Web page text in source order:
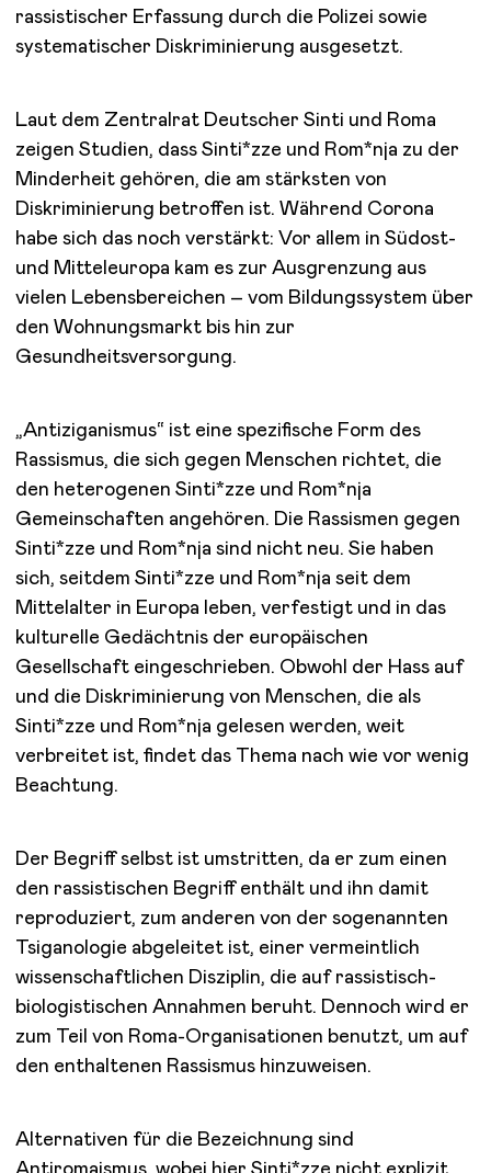
rassistischer Erfassung durch die Polizei sowie
systematischer Diskriminierung ausgesetzt.
Laut dem Zentralrat Deutscher Sinti und Roma
zeigen Studien, dass Sinti*zze und Rom*nja zu der
Minderheit gehören, die am stärksten von
Diskriminierung betroffen ist. Während Corona
habe sich das noch verstärkt: Vor allem in Südost-
und Mitteleuropa kam es zur Ausgrenzung aus
vielen Lebensbereichen – vom Bildungssystem über
den Wohnungsmarkt bis hin zur
Gesundheitsversorgung.
„Antiziganismus“ ist eine spezifische Form des
Rassismus, die sich gegen Menschen richtet, die
den heterogenen Sinti*zze und Rom*nja
Gemeinschaften angehören. Die Rassismen gegen
Sinti*zze und Rom*nja sind nicht neu. Sie haben
sich, seitdem Sinti*zze und Rom*nja seit dem
Mittelalter in Europa leben, verfestigt und in das
kulturelle Gedächtnis der europäischen
Gesellschaft eingeschrieben. Obwohl der Hass auf
und die Diskriminierung von Menschen, die als
Sinti*zze und Rom*nja gelesen werden, weit
verbreitet ist, findet das Thema nach wie vor wenig
Beachtung.
Der Begriff selbst ist umstritten, da er zum einen
den rassistischen Begriff enthält und ihn damit
reproduziert, zum anderen von der sogenannten
Tsiganologie abgeleitet ist, einer vermeintlich
wissenschaftlichen Disziplin, die auf rassistisch-
biologistischen Annahmen beruht. Dennoch wird er
zum Teil von Roma-Organisationen benutzt, um auf
den enthaltenen Rassismus hinzuweisen.
Alternativen für die Bezeichnung sind